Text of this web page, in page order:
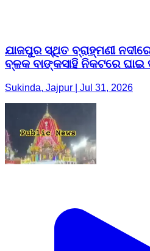
ଯାଜପୁର ସ୍ଥିତ ବ୍ରାହ୍ମଣୀ
ବ୍ଳକ ବାଙ୍କସାହି ନିକଟରେ ଘାଇ
Sukinda, Jajpur | Jul 31, 2026